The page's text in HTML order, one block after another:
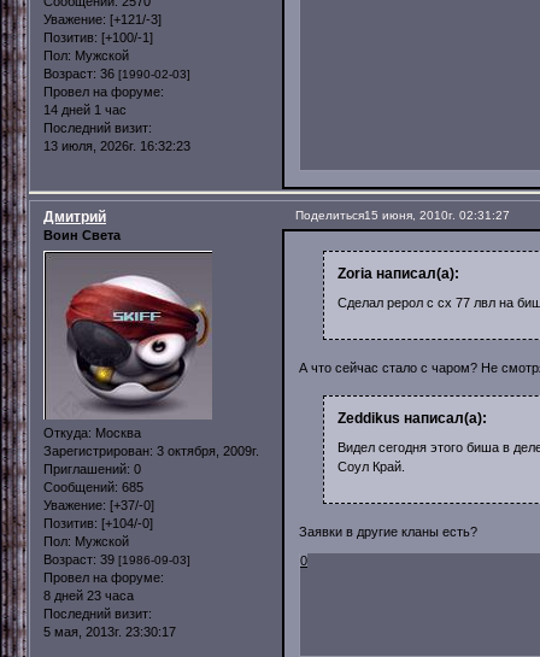
Уважение: [+121/-3]
Позитив: [+100/-1]
Пол: Мужской
Возраст: 36 [1990-02-03]
Провел на форуме:
14 дней 1 час
Последний визит:
13 июля, 2026г. 16:32:23
Поделиться15 июня, 2010г. 02:31:27
Дмитрий
Воин Света
Откуда: Москва
Зарегистрирован: 3 октября, 2009г.
Приглашений: 0
Сообщений: 685
Уважение: [+37/-0]
Позитив: [+104/-0]
Пол: Мужской
Возраст: 39 [1986-09-03]
Провел на форуме:
8 дней 23 часа
Последний визит:
5 мая, 2013г. 23:30:17
Zoria написал(а):
Сделал рерол с сх 77 лвл на
А что сейчас стало с чаром? Не
Zeddikus написал(а):
Видел сегодня этого биша в
Соул Край.
Заявки в другие кланы есть?
0